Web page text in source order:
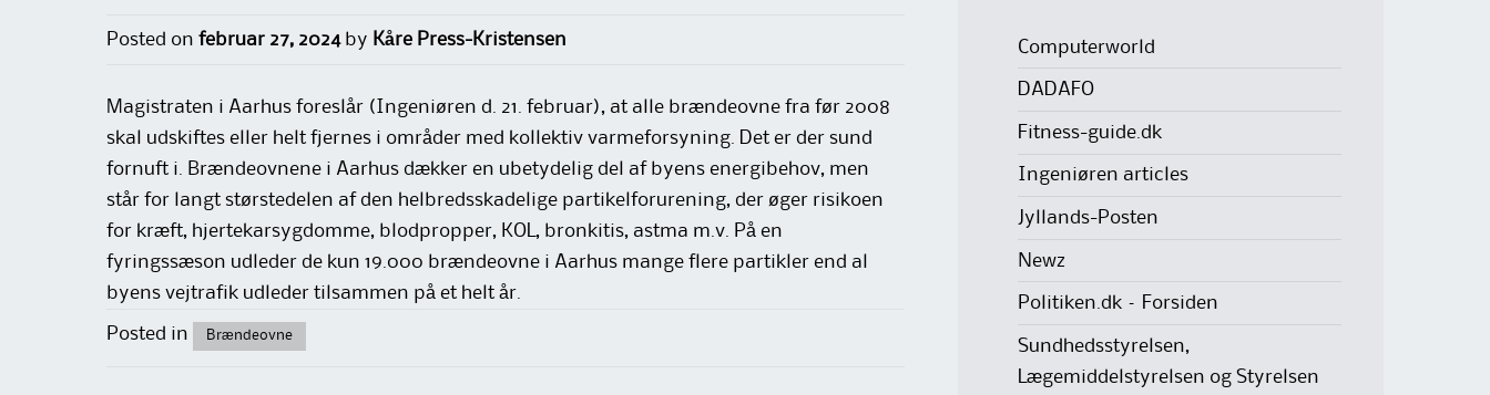
Posted on februar 27, 2024by Kåre Press-Kristensen
Magistraten i Aarhus foreslår (Ingeniøren d. 21. februar), at alle brændeovne fra før 2008
skal udskiftes eller helt fjernes i områder med kollektiv varmeforsyning. Det er der sund
fornuft i. Brændeovnene i Aarhus dækker en ubetydelig del af byens energibehov, men
står for langt størstedelen af den helbredsskadelige partikelforurening, der øger risikoen
for kræft, hjertekarsygdomme, blodpropper, KOL, bronkitis, astma m.v. På en
fyringssæson udleder de kun 19.000 brændeovne i Aarhus mange flere partikler end al
byens vejtrafik udleder tilsammen på et helt år.
Posted in Brændeovne
Computerworld
DADAFO
Fitness-guide.dk
Ingeniøren articles
Jyllands-Posten
Newz
Politiken.dk – Forsiden
Sundhedsstyrelsen,
Lægemiddelstyrelsen og Styrelsen